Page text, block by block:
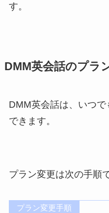
す。
DMM英会話のプラ
DMM英会話は、いつ
できます。
プラン変更は次の手順
プラン変更手順